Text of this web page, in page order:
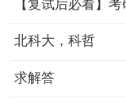
【复试后必看】
北科大，科哲
求解答